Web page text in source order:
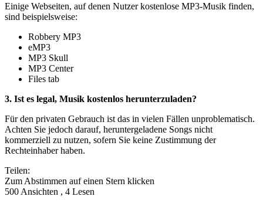
Einige Webseiten, auf denen Nutzer kostenlose MP3‑Musik finden,
sind beispielsweise:
Robbery MP3
eMP3
MP3 Skull
MP3 Center
Files tab
3. Ist es legal, Musik kostenlos herunterzuladen?
Für den privaten Gebrauch ist das in vielen Fällen unproblematisch.
Achten Sie jedoch darauf, heruntergeladene Songs nicht
kommerziell zu nutzen, sofern Sie keine Zustimmung der
Rechteinhaber haben.
Teilen:
Zum Abstimmen auf einen Stern klicken
500 Ansichten , 4 Lesen